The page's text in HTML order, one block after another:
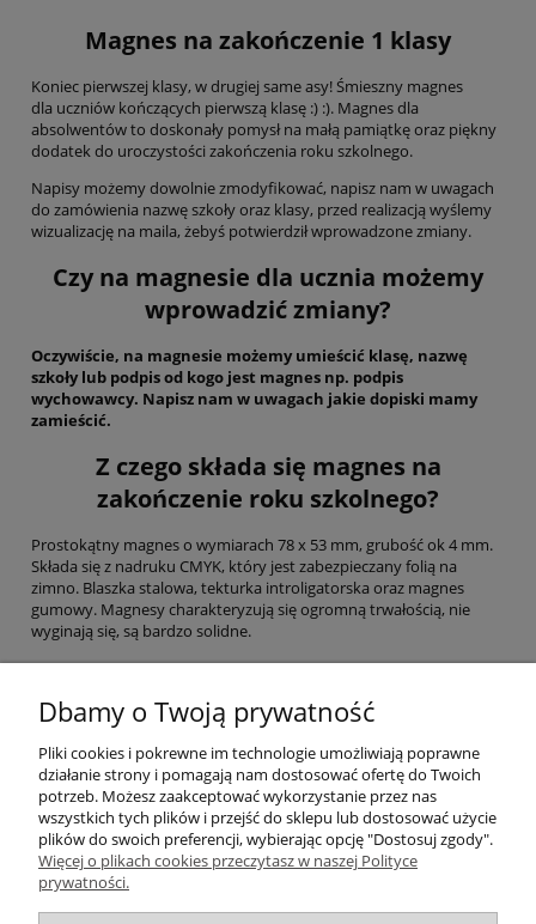
Magnes na zakończenie 1 klasy
Koniec pierwszej klasy, w drugiej same asy! Śmieszny magnes
dla uczniów kończących pierwszą klasę :) :). Magnes dla
absolwentów to doskonały pomysł na małą pamiątkę oraz piękny
dodatek do uroczystości zakończenia roku szkolnego.
Napisy możemy dowolnie zmodyfikować, napisz nam w uwagach
do zamówienia nazwę szkoły oraz klasy, przed realizacją wyślemy
wizualizację na maila, żebyś potwierdził wprowadzone zmiany.
Czy na magnesie dla ucznia możemy
wprowadzić zmiany?
Oczywiście, na magnesie możemy umieścić klasę, nazwę
szkoły lub podpis od kogo jest magnes np. podpis
wychowawcy. Napisz nam w uwagach jakie dopiski mamy
zamieścić.
Z czego składa się magnes na
zakończenie roku szkolnego?
Prostokątny magnes o wymiarach 78 x 53 mm, grubość ok 4 mm.
Składa się z nadruku CMYK, który jest zabezpieczany folią na
zimno. Blaszka stalowa, tekturka introligatorska oraz magnes
gumowy. Magnesy charakteryzują się ogromną trwałością, nie
wyginają się, są bardzo solidne.
zapakowany?
Magnesy pakujemy zbiorczo. Jeśli interesuje Cię pakowanie
jednostkowe zaznacz w jakie woreczki mamy zapakować magnesy.
Pomoc
Dbamy o Twoją prywatność
Pliki cookies i pokrewne im technologie umożliwiają poprawne
działanie strony i pomagają nam dostosować ofertę do Twoich
potrzeb. Możesz zaakceptować wykorzystanie przez nas
wszystkich tych plików i przejść do sklepu lub dostosować użycie
plików do swoich preferencji, wybierając opcję "Dostosuj zgody".
Więcej o plikach cookies przeczytasz w naszej Polityce
prywatności.